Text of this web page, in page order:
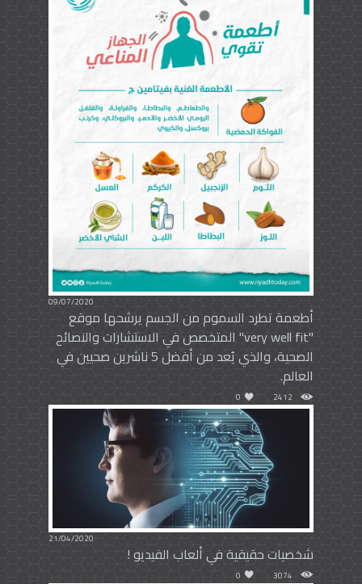
09/07/2020
أطعمة تطرد السموم من الجسم يرشحها موقع
"very well fit" المتخصص في الاستشارات والنصائح
الصحية، والذي يُعد من أفضل 5 ناشرين صحيين في
العالم.
2412
0
21/04/2020
شخصيات حقيقية في ألعاب الفيديو !
3074
0